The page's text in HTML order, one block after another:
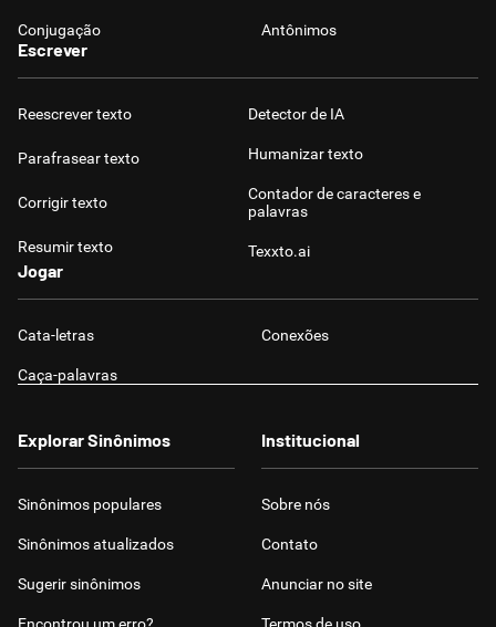
Conjugação Antônimos
Escrever
Reescrever texto
Parafrasear texto
Corrigir texto
Resumir texto
Detector de IA
Humanizar texto
Contador de caracteres e
palavras
Texxto.ai
Jogar
Cata-letras Conexões
Caça-palavras
Explorar Sinônimos
Sinônimos populares
Sinônimos atualizados
Sugerir sinônimos
Institucional
Sobre nós
Contato
Anunciar no site